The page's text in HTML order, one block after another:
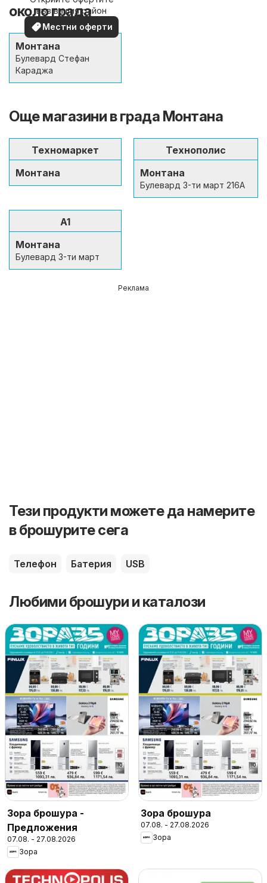
във вашия район
Местни оферти
около града
Монтана
Булевард Стефан
Караджа
Още магазини в града Монтана
Техномаркет
Монтана
Технополис
Монтана
Булевард 3-ти март 216А
A1
Монтана
Булевард 3-ти март
Реклама
Тези продукти можете да намерите
в брошурите сега
Телефон Батерия USB
Любими брошури и каталози
Зора брошура -
Предложения
07.08. - 27.08.2026
Зора
Зора брошура
07.08. - 27.08.2026
Зора